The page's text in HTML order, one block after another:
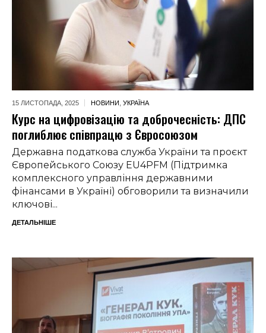
15 ЛИСТОПАДА, 2025 НОВИНИ УКРАЇНА
Курс на цифровізацію та доброчесність: ДПС
поглиблює співпрацю з Євросоюзом
Державна податкова служба України та проєкт
Європейського Союзу EU4PFM (Підтримка
комплексного управління державними
фінансами в Україні) обговорили та визначили
ключові...
ДЕТАЛЬНІШЕ